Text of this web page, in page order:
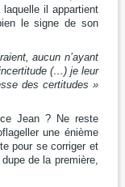
il appartient
le signe de son
aucun n’ayant
(…) je leur
des certitudes »
Jean ? Ne reste
une énième
pour se corriger et
de la première,